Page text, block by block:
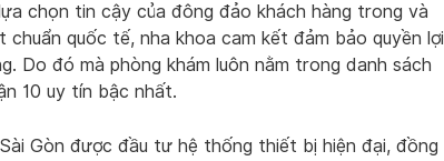
chọn tin cậy của đông đảo khách hàng trong và
quốc tế, nha khoa cam kết đảm bảo quyền lợi
Do đó mà phòng khám luôn nằm trong danh sách
10 uy tín bậc nhất.
Gòn được đầu tư hệ thống thiết bị hiện đại, đồng